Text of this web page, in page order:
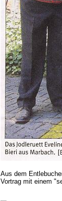
Aus dem
Vortrag mit einem